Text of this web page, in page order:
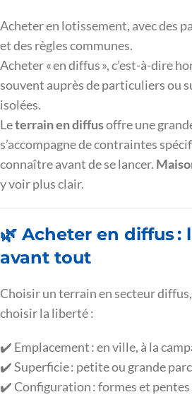
Acheter en lotissement, avec des
et des règles communes.
Acheter « en diffus », c’est-à-dire
souvent auprès de particuliers ou
isolées.
Leterrain en diffusoffre une
s’accompagne de contraintes
connaître avant de se lancer.
y voir plus clair.
🌿 Acheter en diffus :
avant tout
Choisir un terrain en secteur
choisir la liberté :
✔️ Emplacement : en ville, à la
✔️ Superficie : petite ou grande
✔️ Configuration : formes et pentes